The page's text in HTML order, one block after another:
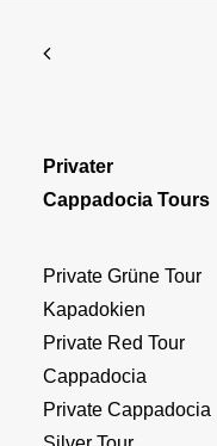
Privater
Cappadocia Tours
Private Grüne Tour
Kapadokien
Private Red Tour
Cappadocia
Private Cappadocia